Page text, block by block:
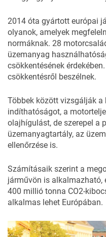
2014 óta gyártott európai
olyanok, amelyek
normáknak. 28
üzemanyag
csökkentésének
csökkentésről beszélnek.
Többek között vizsgálják
indíthatóságot, a
olajhígulást, de szerepel a
üzemanyagtartály, az
ellenőrzése is.
Számításaik szerint a
járművön is alkalmazható,
400 millió tonna CO2-
alkalmas lehet Európában.